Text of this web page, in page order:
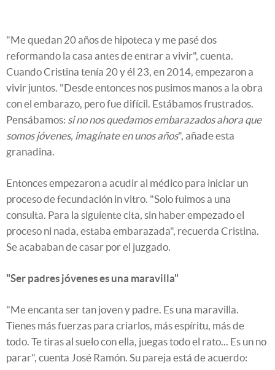
"Me quedan 20 años de hipoteca y me pasé dos
reformando la casa antes de entrar a vivir", cuenta.
Cuando Cristina tenía 20 y él 23, en 2014, empezaron a
vivir juntos. "Desde entonces nos pusimos manos a la obra
con el embarazo, pero fue difícil. Estábamos frustrados.
Pensábamos: si no nos quedamos embarazados ahora que
somos jóvenes, imagínate en unos años", añade esta
granadina.
Entonces empezaron a acudir al médico para iniciar un
proceso de fecundación in vitro. "Solo fuimos a una
consulta. Para la siguiente cita, sin haber empezado el
proceso ni nada, estaba embarazada", recuerda Cristina.
Se acababan de casar por el juzgado.
"Ser padres jóvenes es una maravilla"
"Me encanta ser tan joven y padre. Es una maravilla.
Tienes más fuerzas para criarlos, más espíritu, más de
todo. Te tiras al suelo con ella, juegas todo el rato... Es un no
parar", cuenta José Ramón. Su pareja está de acuerdo: